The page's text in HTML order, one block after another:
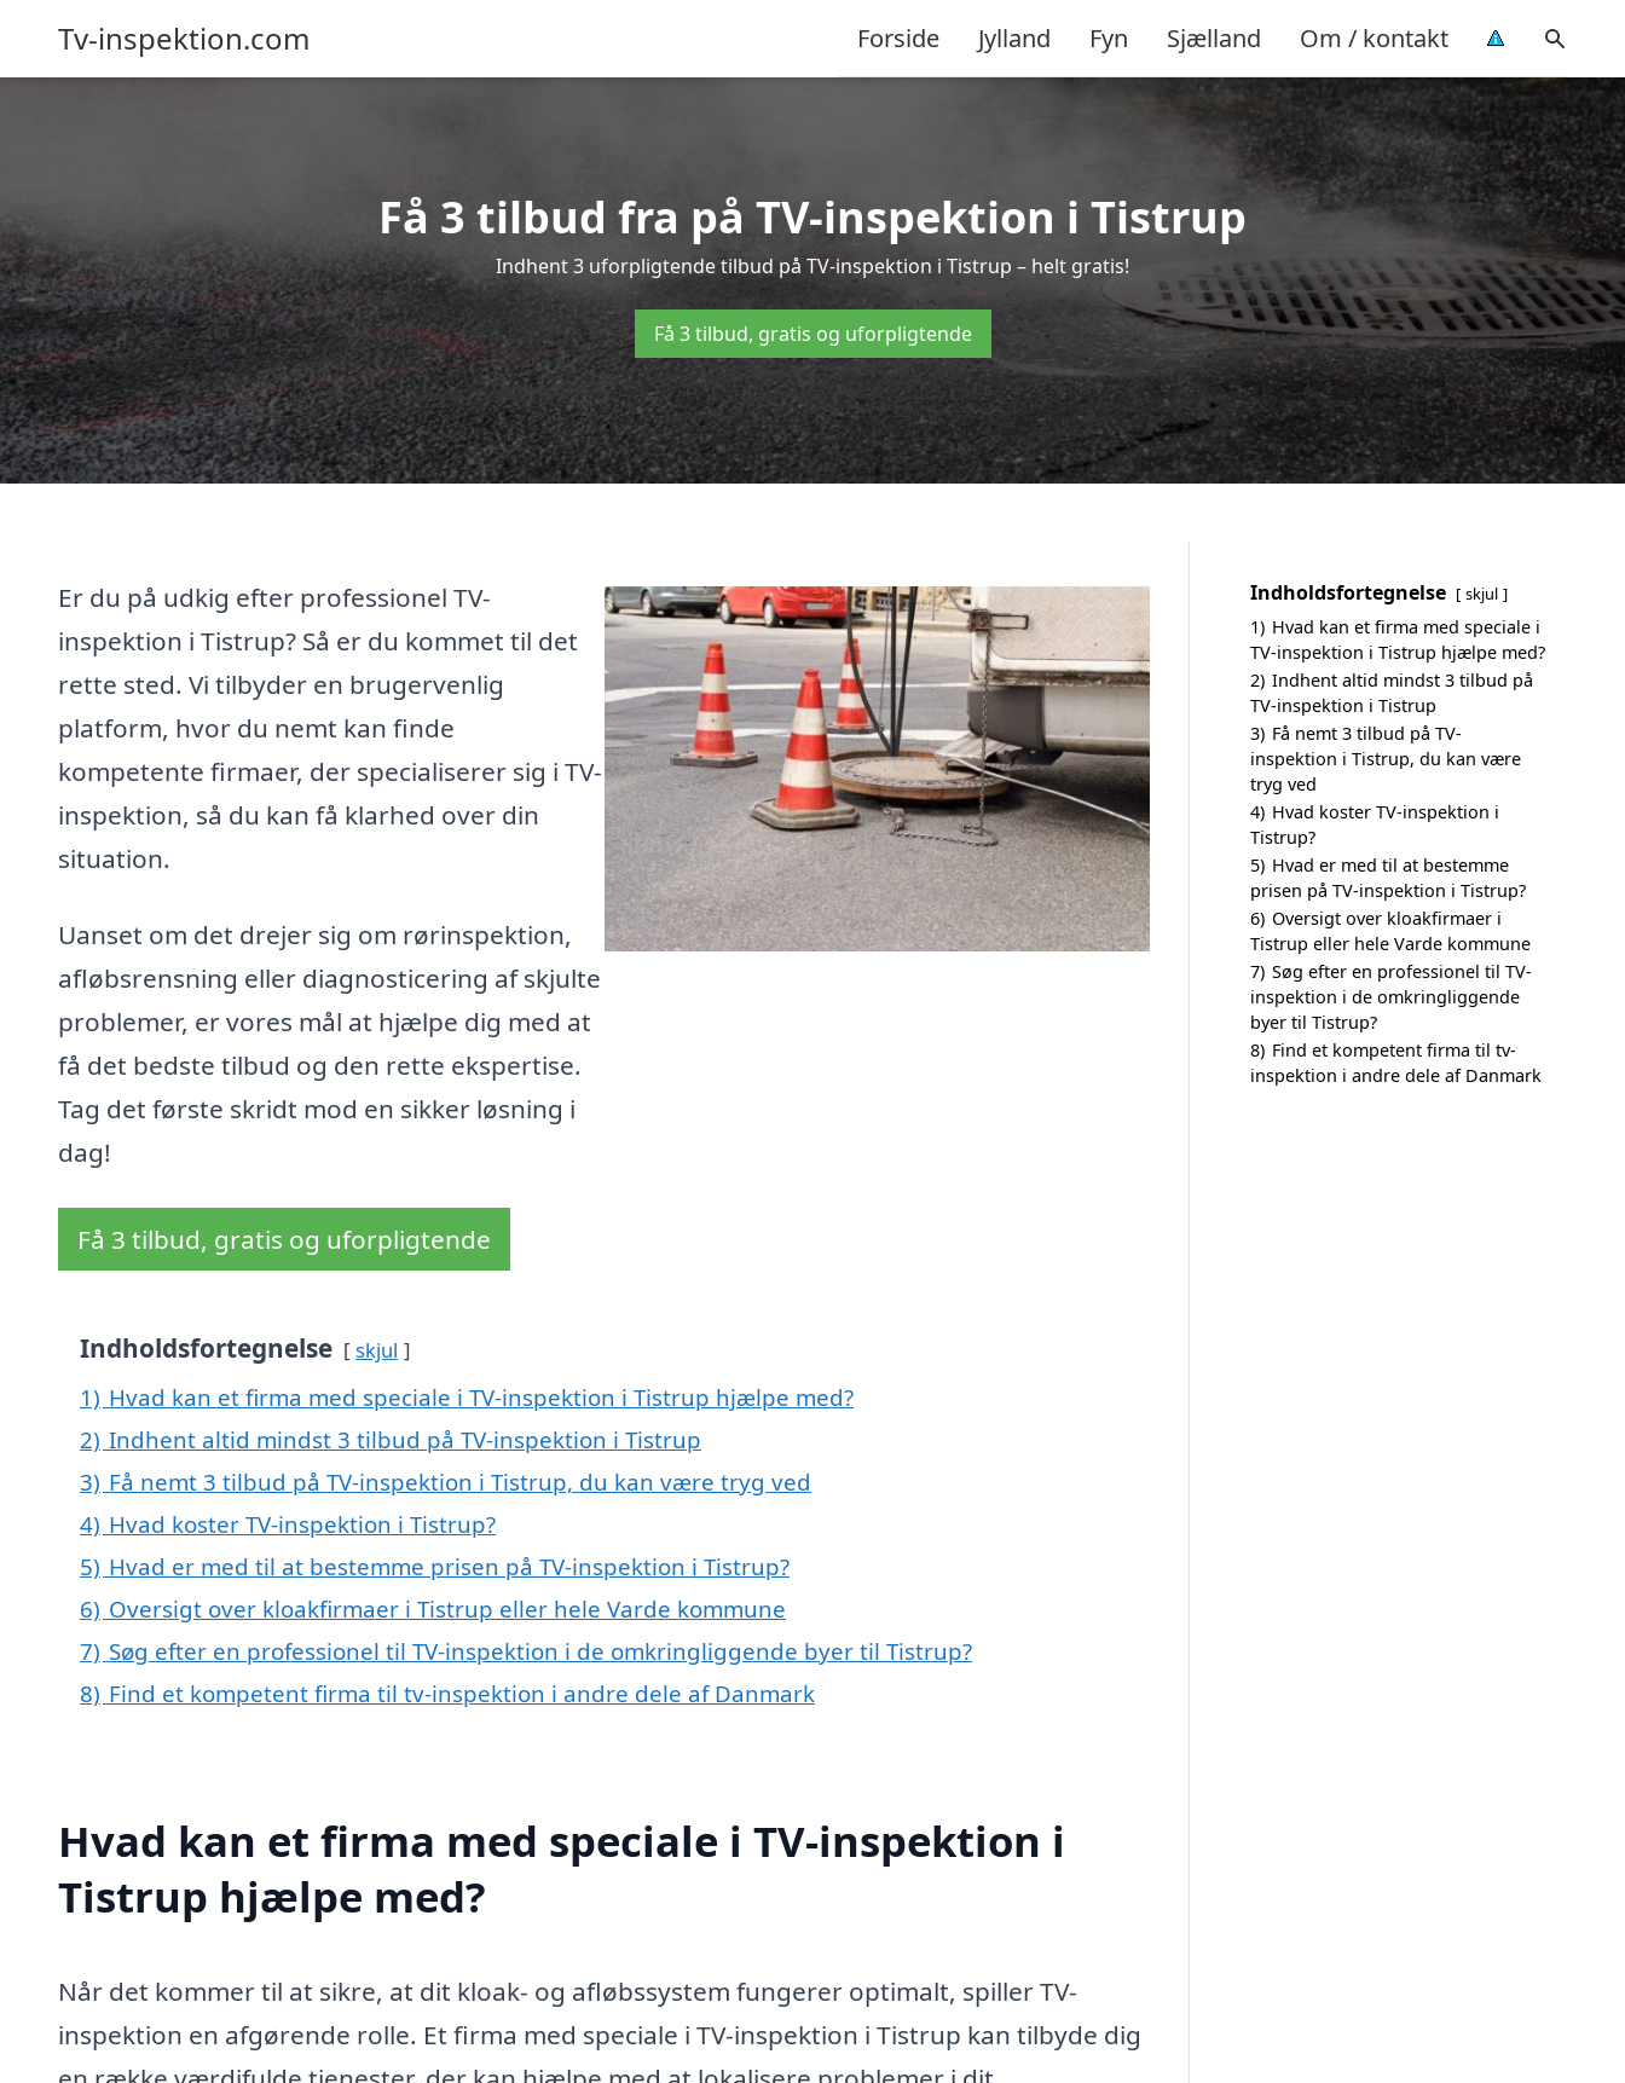
Tv-inspektion.com Forside Jylland Fyn Sjælland Om / kontakt
Få 3 tilbud fra på TV-inspektion i Tistrup
Indhent 3 uforpligtende tilbud på TV-inspektion i Tistrup – helt gratis!
Få 3 tilbud, gratis og uforpligtende
Er du på udkig efter professionel TV-
inspektion i Tistrup? Så er du kommet til det
rette sted. Vi tilbyder en brugervenlig
platform, hvor du nemt kan finde
kompetente firmaer, der specialiserer sig i TV-
inspektion, så du kan få klarhed over din
situation.
Uanset om det drejer sig om rørinspektion,
afløbsrensning eller diagnosticering af skjulte
problemer, er vores mål at hjælpe dig med at
få det bedste tilbud og den rette ekspertise.
Tag det første skridt mod en sikker løsning i
dag!
Få 3 tilbud, gratis og uforpligtende
Indholdsfortegnelse skjul
1) Hvad kan et firma med speciale i TV-inspektion i Tistrup hjælpe med?
2) Indhent altid mindst 3 tilbud på TV-inspektion i Tistrup
3) Få nemt 3 tilbud på TV-inspektion i Tistrup, du kan være tryg ved
4) Hvad koster TV-inspektion i Tistrup?
5) Hvad er med til at bestemme prisen på TV-inspektion i Tistrup?
6) Oversigt over kloakfirmaer i Tistrup eller hele Varde kommune
7) Søg efter en professionel til TV-inspektion i de omkringliggende byer til Tistrup?
8) Find et kompetent firma til tv-inspektion i andre dele af Danmark
Hvad kan et firma med speciale i TV-inspektion i
Tistrup hjælpe med?
Når det kommer til at sikre, at dit kloak- og afløbssystem fungerer optimalt, spiller TV-
inspektion en afgørende rolle. Et firma med speciale i TV-inspektion i Tistrup kan tilbyde dig
Indholdsfortegnelse skjul
1) Hvad kan et firma med speciale i
TV-inspektion i Tistrup hjælpe med?
2) Indhent altid mindst 3 tilbud på
TV-inspektion i Tistrup
3) Få nemt 3 tilbud på TV-
inspektion i Tistrup, du kan være
tryg ved
4) Hvad koster TV-inspektion i
Tistrup?
5) Hvad er med til at bestemme
prisen på TV-inspektion i Tistrup?
6) Oversigt over kloakfirmaer i
Tistrup eller hele Varde kommune
7) Søg efter en professionel til TV-
inspektion i de omkringliggende
byer til Tistrup?
8) Find et kompetent firma til tv-
inspektion i andre dele af Danmark